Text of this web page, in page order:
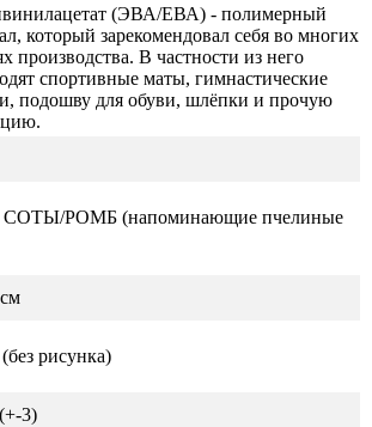
(ЭВА/ЕВА) - полимерный
который зарекомендовал себя во многих
производства. В частности из него
спортивные маты, гимнастические
подошву для обуви, шлёпки и прочую
СОТЫ/РОМБ (напоминающие пчелиные
рисунка)
3)